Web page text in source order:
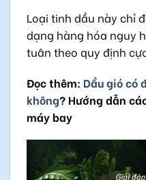
Loại tinh dầu này chỉ
dạng hàng hóa nguy
tuân theo quy định
Đọc thêm: Dầu gió có
không? Hướng dẫn
máy bay